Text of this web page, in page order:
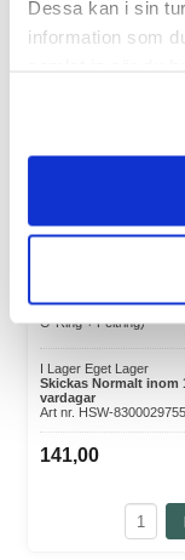
Dessa kan i sin
information som
Reservdelsats till
Outletvalve + Spring; 1
O-Ring + Feltring)
I Lager Eget Lager
Skickas Normalt inom
vardagar
Art nr. HSW-8300029755
141,00